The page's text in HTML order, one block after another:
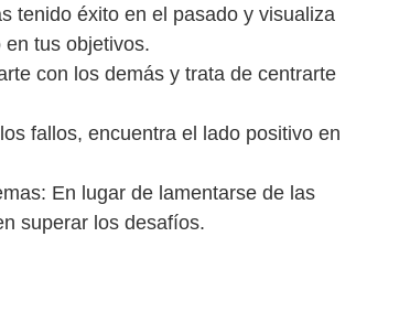
tenido éxito en el pasado y visualiza
tus objetivos.
con los demás y trata de centrarte
fallos, encuentra el lado positivo en
En lugar de lamentarse de las
superar los desafíos.